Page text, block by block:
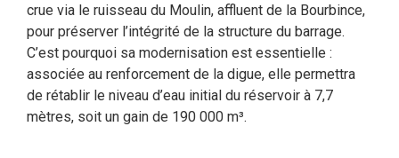
crue via le ruisseau du Moulin, affluent de la Bourbince,
pour préserver l’intégrité de la structure du barrage.
C’est pourquoi sa modernisation est essentielle :
associée au renforcement de la digue, elle permettra
de rétablir le niveau d’eau initial du réservoir à 7,7
mètres, soit un gain de 190 000 m³.